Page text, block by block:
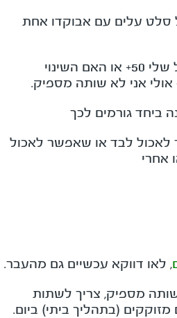
סלט עלים עם אבוקדו אחת
האם זה קשור לגיל שלי 50+ או האם השינוי
אולי אני לא שותה מספיק.
לאכול לבד או שאפשר לאכול
אחרי
, לאו דווקא עכשיים גם מהעבר.
מספיק, צריך לשתות